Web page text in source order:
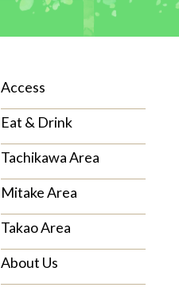
Access
Eat & Drink
Tachikawa Area
Mitake Area
Takao Area
About Us